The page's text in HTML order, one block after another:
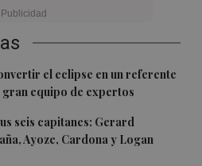
el eclipse en un referente
equipo de expertos
seis capitanes: Gerard
Ayoze, Cardona y Logan